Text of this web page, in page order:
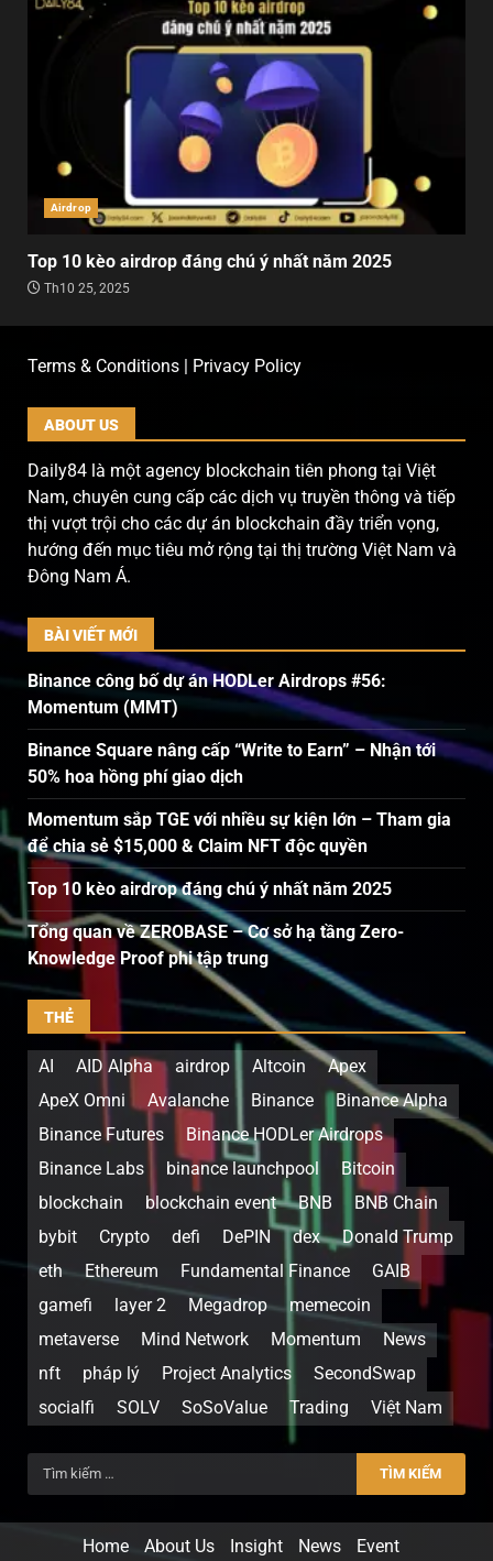
Airdrop
Top 10 kèo airdrop đáng chú ý nhất năm 2025
Th10 25, 2025
Terms & Conditions | Privacy Policy
ABOUT US
Daily84 là một agency blockchain tiên phong tại Việt
Nam, chuyên cung cấp các dịch vụ truyền thông và tiếp
thị vượt trội cho các dự án blockchain đầy triển vọng,
hướng đến mục tiêu mở rộng tại thị trường Việt Nam và
Đông Nam Á.
BÀI VIẾT MỚI
Binance công bố dự án HODLer Airdrops #56:
Momentum (MMT)
Binance Square nâng cấp “Write to Earn” – Nhận tới
50% hoa hồng phí giao dịch
Momentum sắp TGE với nhiều sự kiện lớn – Tham gia
để chia sẻ $15,000 & Claim NFT độc quyền
Top 10 kèo airdrop đáng chú ý nhất năm 2025
Tổng quan về ZEROBASE – Cơ sở hạ tầng Zero-
Knowledge Proof phi tập trung
THẺ
AI AID Alpha airdrop Altcoin
Apex
ApeX Omni
Avalanche Binance
Binance Alpha
Binance Futures
Binance HODLer Airdrops
Binance Labs
binance launchpool
Bitcoin
blockchain
blockchain event BNB
BNB Chain
bybit
Crypto defi DePIN dex
Donald Trump
eth
Ethereum Fundamental Finance
GAIB
gamefi
layer 2 Megadrop
memecoin
metaverse
Mind Network Momentum
News
nft
pháp lý Project Analytics
SecondSwap
socialfi
SOLV SoSoValue Trading Việt Nam
Home About Us Insight News Event